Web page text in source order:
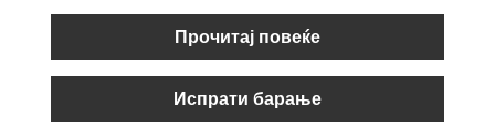
Прочитај повеќе
Испрати барање